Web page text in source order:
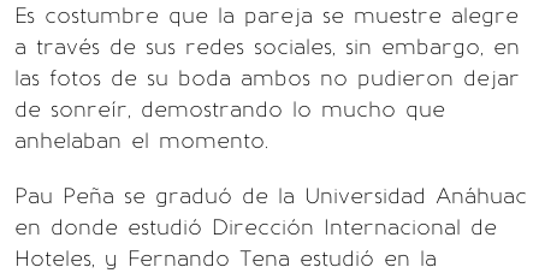
Es costumbre que la pareja se muestre alegre
a través de sus redes sociales, sin embargo, en
las fotos de su boda ambos no pudieron dejar
de sonreír, demostrando lo mucho que
anhelaban el momento.
Pau Peña se graduó de la Universidad Anáhuac
en donde estudió Dirección Internacional de
Hoteles, y Fernando Tena estudió en la